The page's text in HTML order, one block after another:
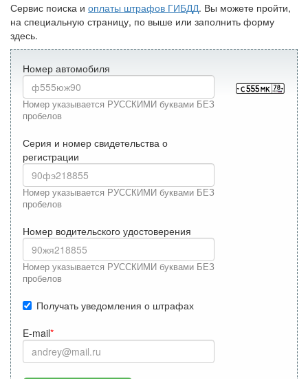
Сервис поиска и оплаты штрафов ГИБДД. Вы можете пройти,
на специальную страницу, по выше или заполнить форму
здесь.
Номер автомобиля
Номер указывается РУССКИМИ буквами БЕЗ
пробелов
Серия и номер свидетельства о
регистрации
Номер указывается РУССКИМИ буквами БЕЗ
пробелов
Номер водительского удостоверения
Номер указывается РУССКИМИ буквами БЕЗ
пробелов
Получать уведомления о штрафах
E-mail